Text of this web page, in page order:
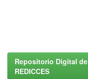
Repositorio Digital
REDICCES